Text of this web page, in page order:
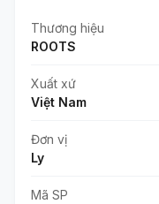
Thương hiệu
ROOTS
Xuất xứ
Việt Nam
Đơn vị
Ly
Mã SP